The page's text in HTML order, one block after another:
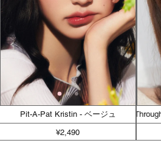
Pit-A-Pat Kristin - ベージュ
¥2,490
See Through